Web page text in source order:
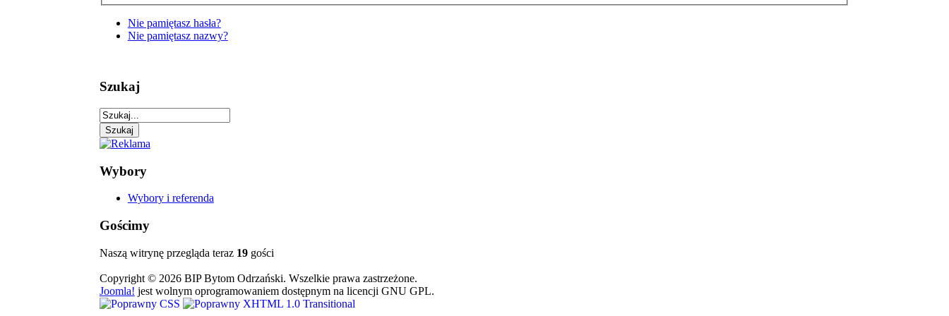
Nie pamiętasz hasła?
Nie pamiętasz nazwy?
Szukaj
Wybory
Wybory i referenda
Gościmy
Naszą witrynę przegląda teraz 19gości
Copyright © 2026 BIP Bytom Odrzański. Wszelkie prawa zastrzeżone.
Joomla! jest wolnym oprogramowaniem dostępnym na licencji GNU GPL.